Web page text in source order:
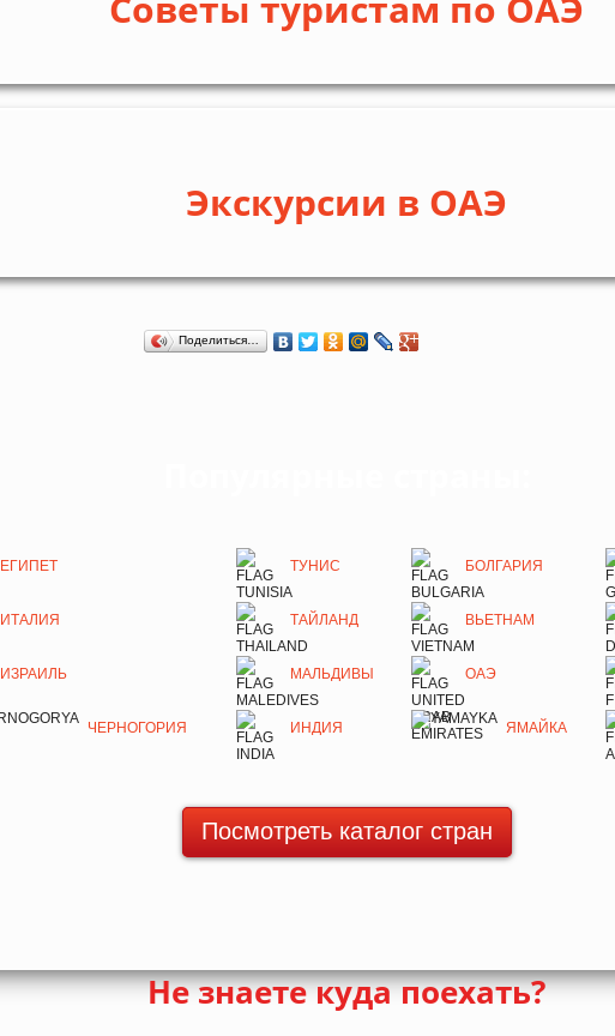
Экскурсии в ОАЭ
Поделиться…
ЕГИПЕТ ТУНИС БОЛГАРИЯ
ИТАЛИЯ ТАЙЛАНД ВЬЕТНАМ
ИЗРАИЛЬ МАЛЬДИВЫ ОАЭ
ЧЕРНОГОРИЯ ИНДИЯ ЯМАЙКА
Посмотреть каталог стран
Не знаете куда поехать?